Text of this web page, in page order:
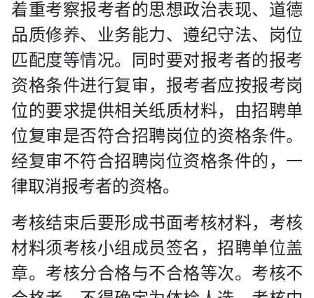
着重考察报考者的思想政治表现、道德
品质修养、业务能力、遵纪守法、岗位
匹配度等情况。同时要对报考者的报考
资格条件进行复审，报考者应按报考岗
位的要求提供相关纸质材料，由招聘单
位复审是否符合招聘岗位的资格条件。
经复审不符合招聘岗位资格条件的，一
律取消报考者的资格。
考核结束后要形成书面考核材料，考核
材料须考核小组成员签名，招聘单位盖
章。考核分合格与不合格等次。考核不